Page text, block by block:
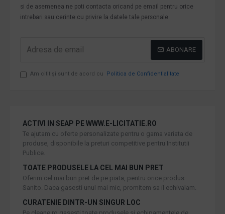
si de asemenea ne poti contacta oricand pe email pentru orice
intrebari sau cerinte cu privire la datele tale personale.
ABONARE
Am citit şi sunt de acord cu Politica de Confidentialitate
ACTIVI IN SEAP PE WWW.E-LICITATIE.RO
Te ajutam cu oferte personalizate pentru o gama variata de
produse, disponibile la preturi competitive pentru Institutii
Publice.
TOATE PRODUSELE LA CEL MAI BUN PRET
Oferim cel mai bun pret de pe piata, pentru orice produs
Sanito. Daca gasesti unul mai mic, promitem sa il echivalam.
CURATENIE DINTR-UN SINGUR LOC
Pe cleane.ro gasesti toate produsele si echipamentele de